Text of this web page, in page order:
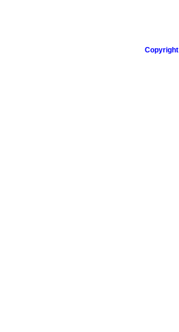
Copyright